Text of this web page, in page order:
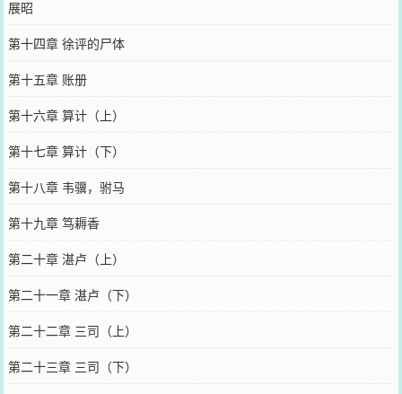
展昭
第十四章 徐评的尸体
第十五章 账册
第十六章 算计（上）
第十七章 算计（下）
第十八章 韦骥，驸马
第十九章 笃耨香
第二十章 湛卢（上）
第二十一章 湛卢（下）
第二十二章 三司（上）
第二十三章 三司（下）